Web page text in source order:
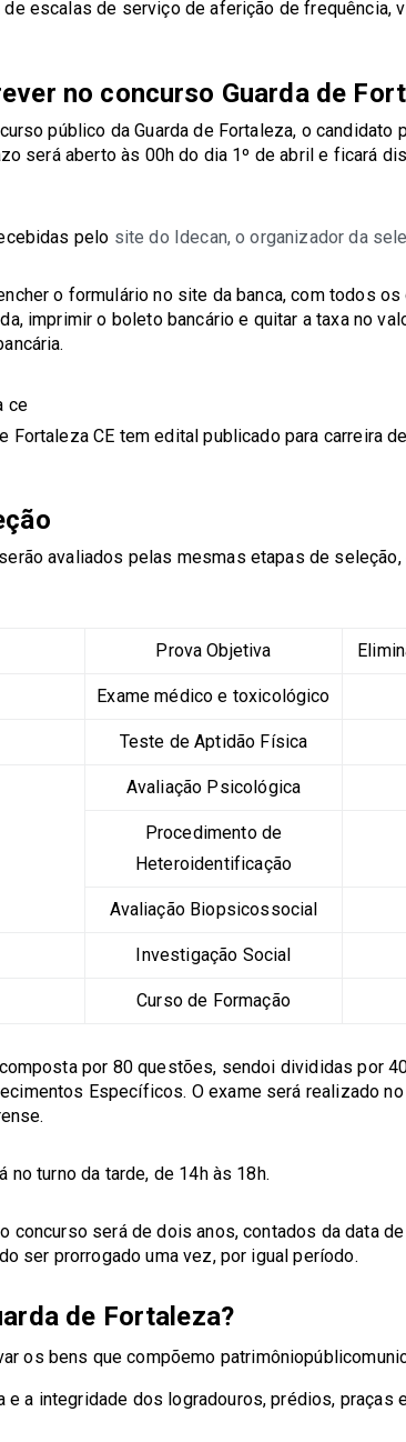
escalas de serviço de aferição de frequência,
no concurso Guarda de
público da Guarda de Fortaleza, o candidato
será aberto às 00h do dia 1º de abril e ficará
pelo site do Idecan, o organizador da
o formulário no site da banca, com todos
imprimir o boleto bancário e quitar a taxa no
Fortaleza CE tem edital publicado para carreira
avaliados pelas mesmas etapas de
Prova Objetiva
Exame médico e toxicológico
Teste de Aptidão Física
Avaliação Psicológica
Procedimento de
Heteroidentificação
Avaliação Biopsicossocial
Investigação Social
Curso de Formação
por 80 questões, sendoi divididas por
Específicos. O exame será realizado
no turno da tarde, de 14h às 18h.
concurso será de dois anos, contados da data
ser prorrogado uma vez, por igual período.
de Fortaleza?
os bens que compõemo
e a integridade dos logradouros, prédios, praças